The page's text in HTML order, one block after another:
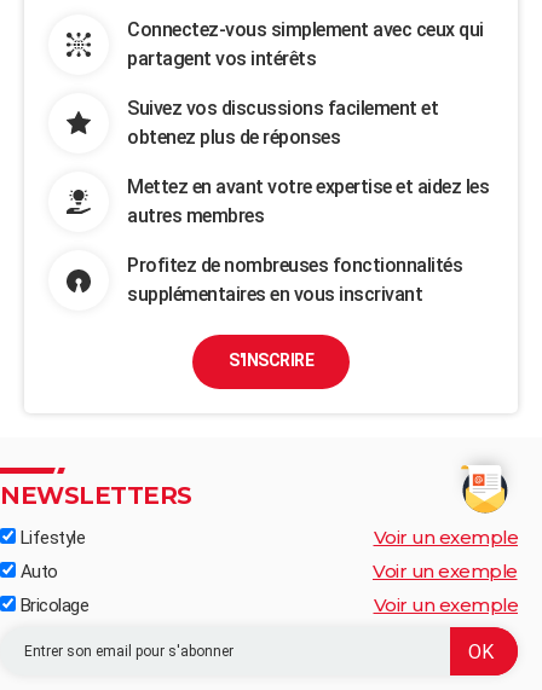
Connectez-vous simplement avec ceux qui
partagent vos intérêts
Suivez vos discussions facilement et
obtenez plus de réponses
Mettez en avant votre expertise et aidez les
autres membres
Profitez de nombreuses fonctionnalités
supplémentaires en vous inscrivant
S'INSCRIRE
NEWSLETTERS
Lifestyle Voir un exemple
Auto Voir un exemple
Bricolage Voir un exemple